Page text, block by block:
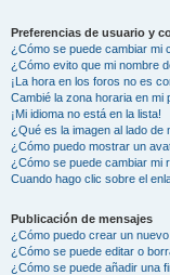
Preferencias de usuario y
¿Cómo se puede cambiar mi
¿Cómo evito que mi nombre
¡La hora en los foros no es
Cambié la zona horaria en mi
¡Mi idioma no está en la lista!
¿Qué es la imagen al lado de
¿Cómo puedo mostrar un
¿Cómo se puede cambiar mi
Cuando hago clic sobre el
Publicación de mensajes
¿Cómo puedo crear un
¿Cómo se puede editar o
¿Cómo se puede añadir una